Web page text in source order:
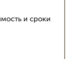
и сроки